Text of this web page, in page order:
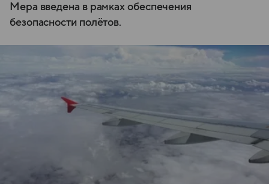
Мера введена в рамках обеспечения
безопасности полётов.